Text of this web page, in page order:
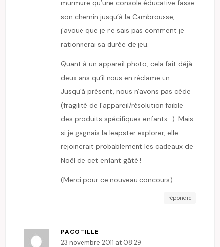
murmure qu’une console éducative fasse
son chemin jusqu’à la Cambrousse,
j’avoue que je ne sais pas comment je
rationnerai sa durée de jeu.
Quant à un appareil photo, cela fait déjà
deux ans qu’il nous en réclame un.
Jusqu’à présent, nous n’avons pas céde
(fragilité de l’appareil/résolution faible
des produits spécifiques enfants…). Mais
si je gagnais la leapster explorer, elle
rejoindrait probablement les cadeaux de
Noël de cet enfant gâté !
(Merci pour ce nouveau concours)
répondre
PACOTILLE
23 novembre 2011 at 08:29